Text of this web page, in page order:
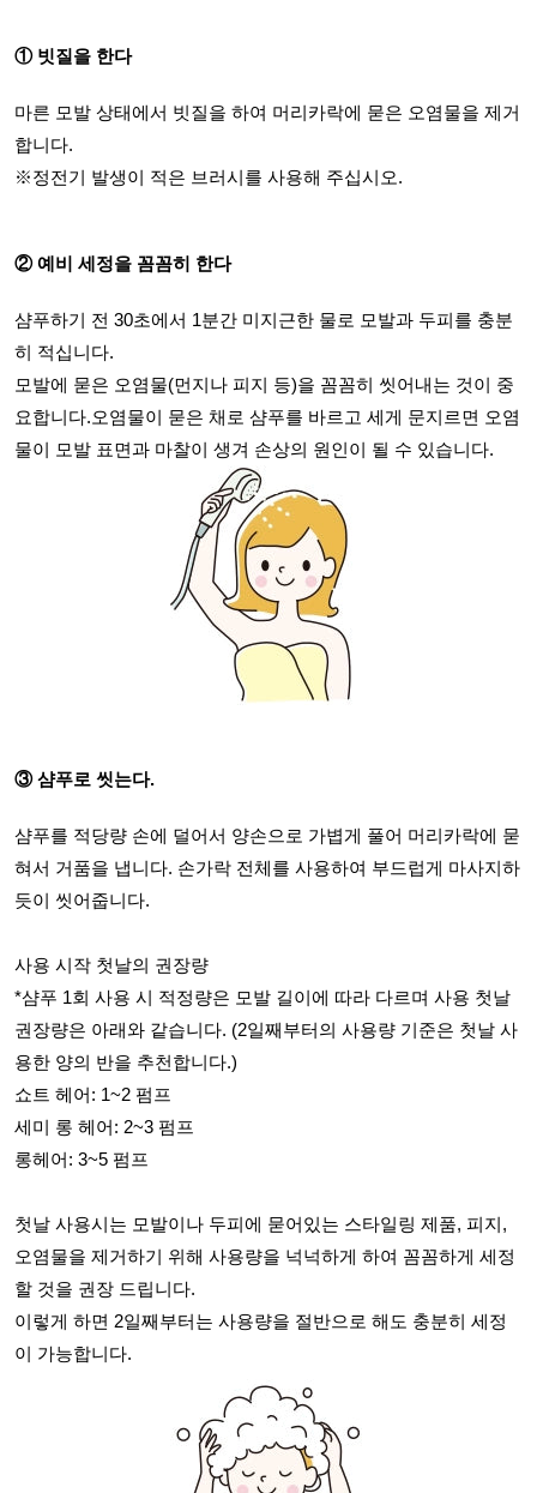
① 빗질을 한다
마른 모발 상태에서 빗질을 하여 머리카락에 묻은 오염물을 제거
합니다.
※정전기 발생이 적은 브러시를 사용해 주십시오.
② 예비 세정을 꼼꼼히 한다
샴푸하기 전 30초에서 1분간 미지근한 물로 모발과 두피를 충분
히 적십니다.
모발에 묻은 오염물(먼지나 피지 등)을 꼼꼼히 씻어내는 것이 중
요합니다.오염물이 묻은 채로 샴푸를 바르고 세게 문지르면 오염
물이 모발 표면과 마찰이 생겨 손상의 원인이 될 수 있습니다.
③ 샴푸로 씻는다.
샴푸를 적당량 손에 덜어서 양손으로 가볍게 풀어 머리카락에 묻
혀서 거품을 냅니다. 손가락 전체를 사용하여 부드럽게 마사지하
듯이 씻어줍니다.
사용 시작 첫날의 권장량
*샴푸 1회 사용 시 적정량은 모발 길이에 따라 다르며 사용 첫날
권장량은 아래와 같습니다. (2일째부터의 사용량 기준은 첫날 사
용한 양의 반을 추천합니다.)
쇼트 헤어: 1~2 펌프
세미 롱 헤어: 2~3 펌프
롱헤어: 3~5 펌프
첫날 사용시는 모발이나 두피에 묻어있는 스타일링 제품, 피지,
오염물을 제거하기 위해 사용량을 넉넉하게 하여 꼼꼼하게 세정
할 것을 권장 드립니다.
이렇게 하면 2일째부터는 사용량을 절반으로 해도 충분히 세정
이 가능합니다.